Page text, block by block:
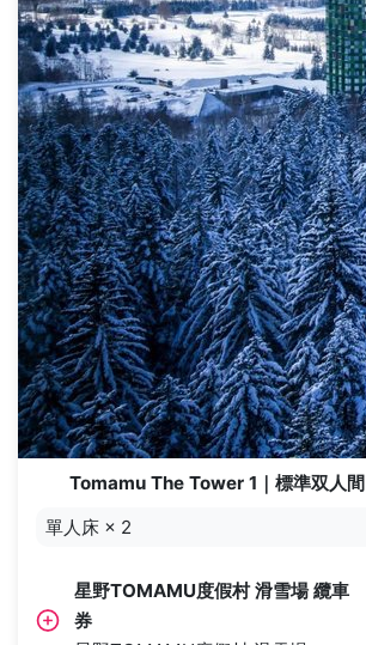
Tomamu The Tower 1｜標準双人間
單人床 × 2
星野TOMAMU度假村 滑雪場 纜車
券